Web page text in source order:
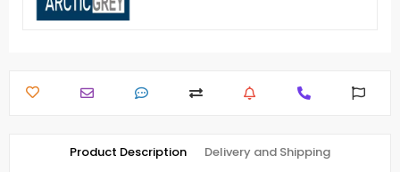
Product Description Delivery and Shipping